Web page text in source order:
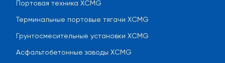
Портовая техника XCMG
Терминальные портовые тягачи XCMG
Грунтосмесительные установки XCMG
Асфальтобетонные заводы XCMG